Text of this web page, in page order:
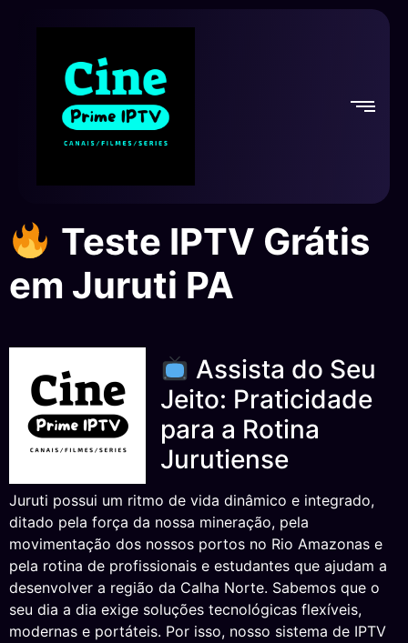
Teste IPTV Grátis
em Juruti PA
Assista do Seu
Jeito: Praticidade
para a Rotina
Jurutiense
Juruti possui um ritmo de vida dinâmico e integrado,
ditado pela força da nossa mineração, pela
movimentação dos nossos portos no Rio Amazonas e
pela rotina de profissionais e estudantes que ajudam a
desenvolver a região da Calha Norte. Sabemos que o
seu dia a dia exige soluções tecnológicas flexíveis,
modernas e portáteis. Por isso, nosso sistema de IPTV